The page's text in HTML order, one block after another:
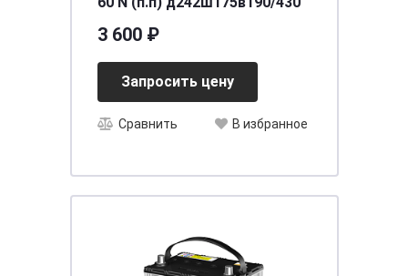
3 600 ₽
Запросить цену
Сравнить В избранное